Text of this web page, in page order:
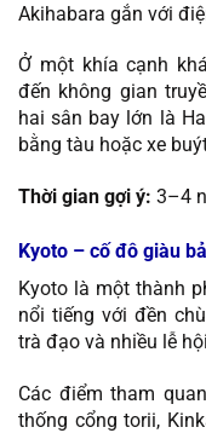
Akihabara gắn với
Ở một khía cạnh
đến không gian
hai sân bay lớn là
bằng tàu hoặc xe
Thời gian gợi ý: 3–4
Kyoto – cố đô giàu
Kyoto là một thành
nổi tiếng với đền
trà đạo và nhiều lễ
Các điểm tham
thống cổng torii,